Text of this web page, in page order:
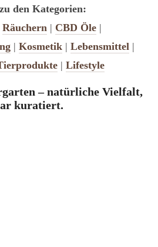
den Kategorien:
Räuchern | CBD Öle |
| Kosmetik | Lebensmittel |
| Lifestyle
– natürliche Vielfalt,
kuratiert.